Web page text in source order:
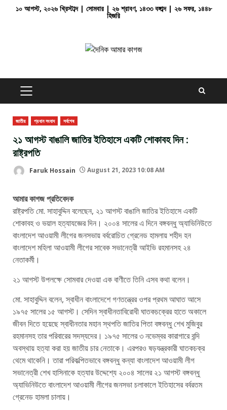
১০ আগস্ট, ২০২৬ খ্রিস্টাব্দ | সোমবার | ২৬ শ্রাবণ, ১৪৩৩ বঙ্গাব্দ | ২৬ সফর, ১৪৪৮
হিজরি
PRIMARY
MENU
জাতীয় প্রধান সংবাদ সর্বশেষ
২১ আগস্ট বাঙালি জাতির ইতিহাসে একটি শোকাবহ দিন :
রাষ্ট্রপতি
Faruk Hossain August 21, 2023 10:08 AM
আমার কাগজ প্রতিবেদক
রাষ্ট্রপতি মো. সাহাবুদ্দিন বলেছেন, ২১ আগস্ট বাঙালি জাতির ইতিহাসে একটি
শোকাবহ ও ভয়াল হত্যাযজ্ঞের দিন। ২০০৪ সালের এ দিনে বঙ্গবন্ধু অ্যাভিনিউতে
বাংলাদেশ আওয়ামী লীগের জনসভায় বর্বরোচিত গ্রেনেড হামলায় শহীদ হন
বাংলাদেশ মহিলা আওয়ামী লীগের সাবেক সভানেত্রী আইভি রহমানসহ ২৪
নেতাকর্মী।
২১ আগস্ট উপলক্ষে সোমবার দেওয়া এক বাণীতে তিনি এসব কথা বলেন।
মো. সাহাবুদ্দিন বলেন, স্বাধীন বাংলাদেশে গণতন্ত্রের ওপর প্রথম আঘাত আসে
১৯৭৫ সালের ১৫ আগস্ট। সেদিন স্বাধীনতাবিরোধী ঘাতকচক্রের হাতে অকালে
জীবন দিতে হয়েছে স্বাধীনতার মহান স্থপতি জাতির পিতা বঙ্গবন্ধু শেখ মুজিবুর
রহমানসহ তার পরিবারের সদস্যদের। ১৯৭৫ সালের ৩ নভেম্বর কারাগারে বন্দি
অবস্থায় হত্যা করা হয় জাতীয় চার নেতাকে। এরপরও ষড়যন্ত্রকারী ঘাতকচক্র
থেমে থাকেনি। তারা পরিকল্পিতভাবে বঙ্গবন্ধু কন্যা বাংলাদেশ আওয়ামী লীগ
সভানেত্রী শেখ হাসিনাকে হত্যার উদ্দেশ্যে ২০০৪ সালের ২১ আগস্ট বঙ্গবন্ধু
অ্যাভিনিউতে বাংলাদেশ আওয়ামী লীগের জনসভা চলাকালে ইতিহাসের বর্বরতম
গ্রেনেড হামলা চালায়।